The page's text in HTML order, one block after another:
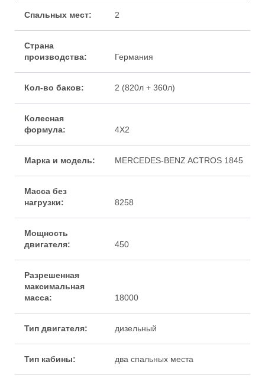
2
Германия
2 (820л + 360л)
4X2
MERCEDES-BENZ ACTROS 1845
8258
450
18000
дизельный
два спальных места